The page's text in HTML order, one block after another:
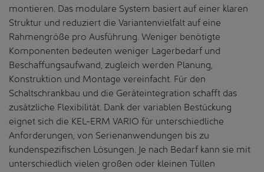
montieren. Das modulare System basiert auf einer klaren
Struktur und reduziert die Variantenvielfalt auf eine
Rahmengröße pro Ausführung. Weniger benötigte
Komponenten bedeuten weniger Lagerbedarf und
Beschaffungsaufwand, zugleich werden Planung,
Konstruktion und Montage vereinfacht. Für den
Schaltschrankbau und die Geräteintegration schafft das
zusätzliche Flexibilität. Dank der variablen Bestückung
eignet sich die KEL-ERM VARIO für unterschiedliche
Anforderungen, von Serienanwendungen bis zu
kundenspezifischen Lösungen. Je nach Bedarf kann sie mit
unterschiedlich vielen großen oder kleinen Tüllen